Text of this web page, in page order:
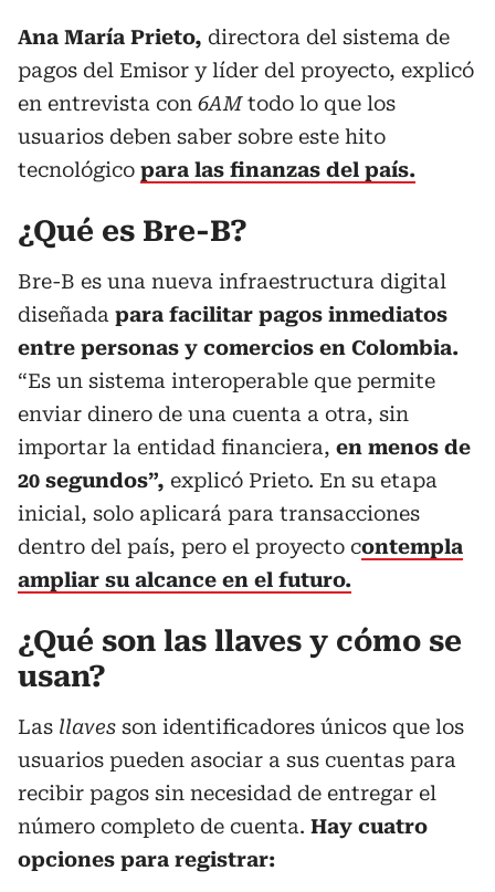
Ana María Prieto, directora del sistema de
pagos del Emisor y líder del proyecto, explicó
en entrevista con 6AMtodo lo que los
usuarios deben saber sobre este hito
tecnológico para las finanzas del país.
¿Qué es Bre-B?
Bre-B es una nueva infraestructura digital
diseñada para facilitar pagos inmediatos
entre personas y comercios en Colombia.
“Es un sistema interoperable que permite
enviar dinero de una cuenta a otra, sin
importar la entidad financiera, en menos de
20 segundos”, explicó Prieto. En su etapa
inicial, solo aplicará para transacciones
dentro del país, pero el proyecto contempla
ampliar su alcance en el futuro.
¿Qué son las llaves y cómo se
usan?
Las llaves son identificadores únicos que los
usuarios pueden asociar a sus cuentas para
recibir pagos sin necesidad de entregar el
número completo de cuenta. Hay cuatro
opciones para registrar: